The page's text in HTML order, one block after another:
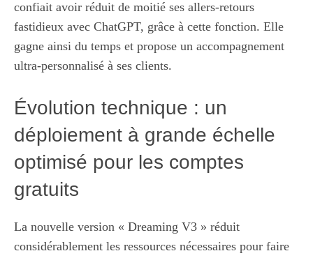
confiait avoir réduit de moitié ses allers-retours
fastidieux avec ChatGPT, grâce à cette fonction. Elle
gagne ainsi du temps et propose un accompagnement
ultra-personnalisé à ses clients.
Évolution technique : un
déploiement à grande échelle
optimisé pour les comptes
gratuits
La nouvelle version « Dreaming V3 » réduit
considérablement les ressources nécessaires pour faire